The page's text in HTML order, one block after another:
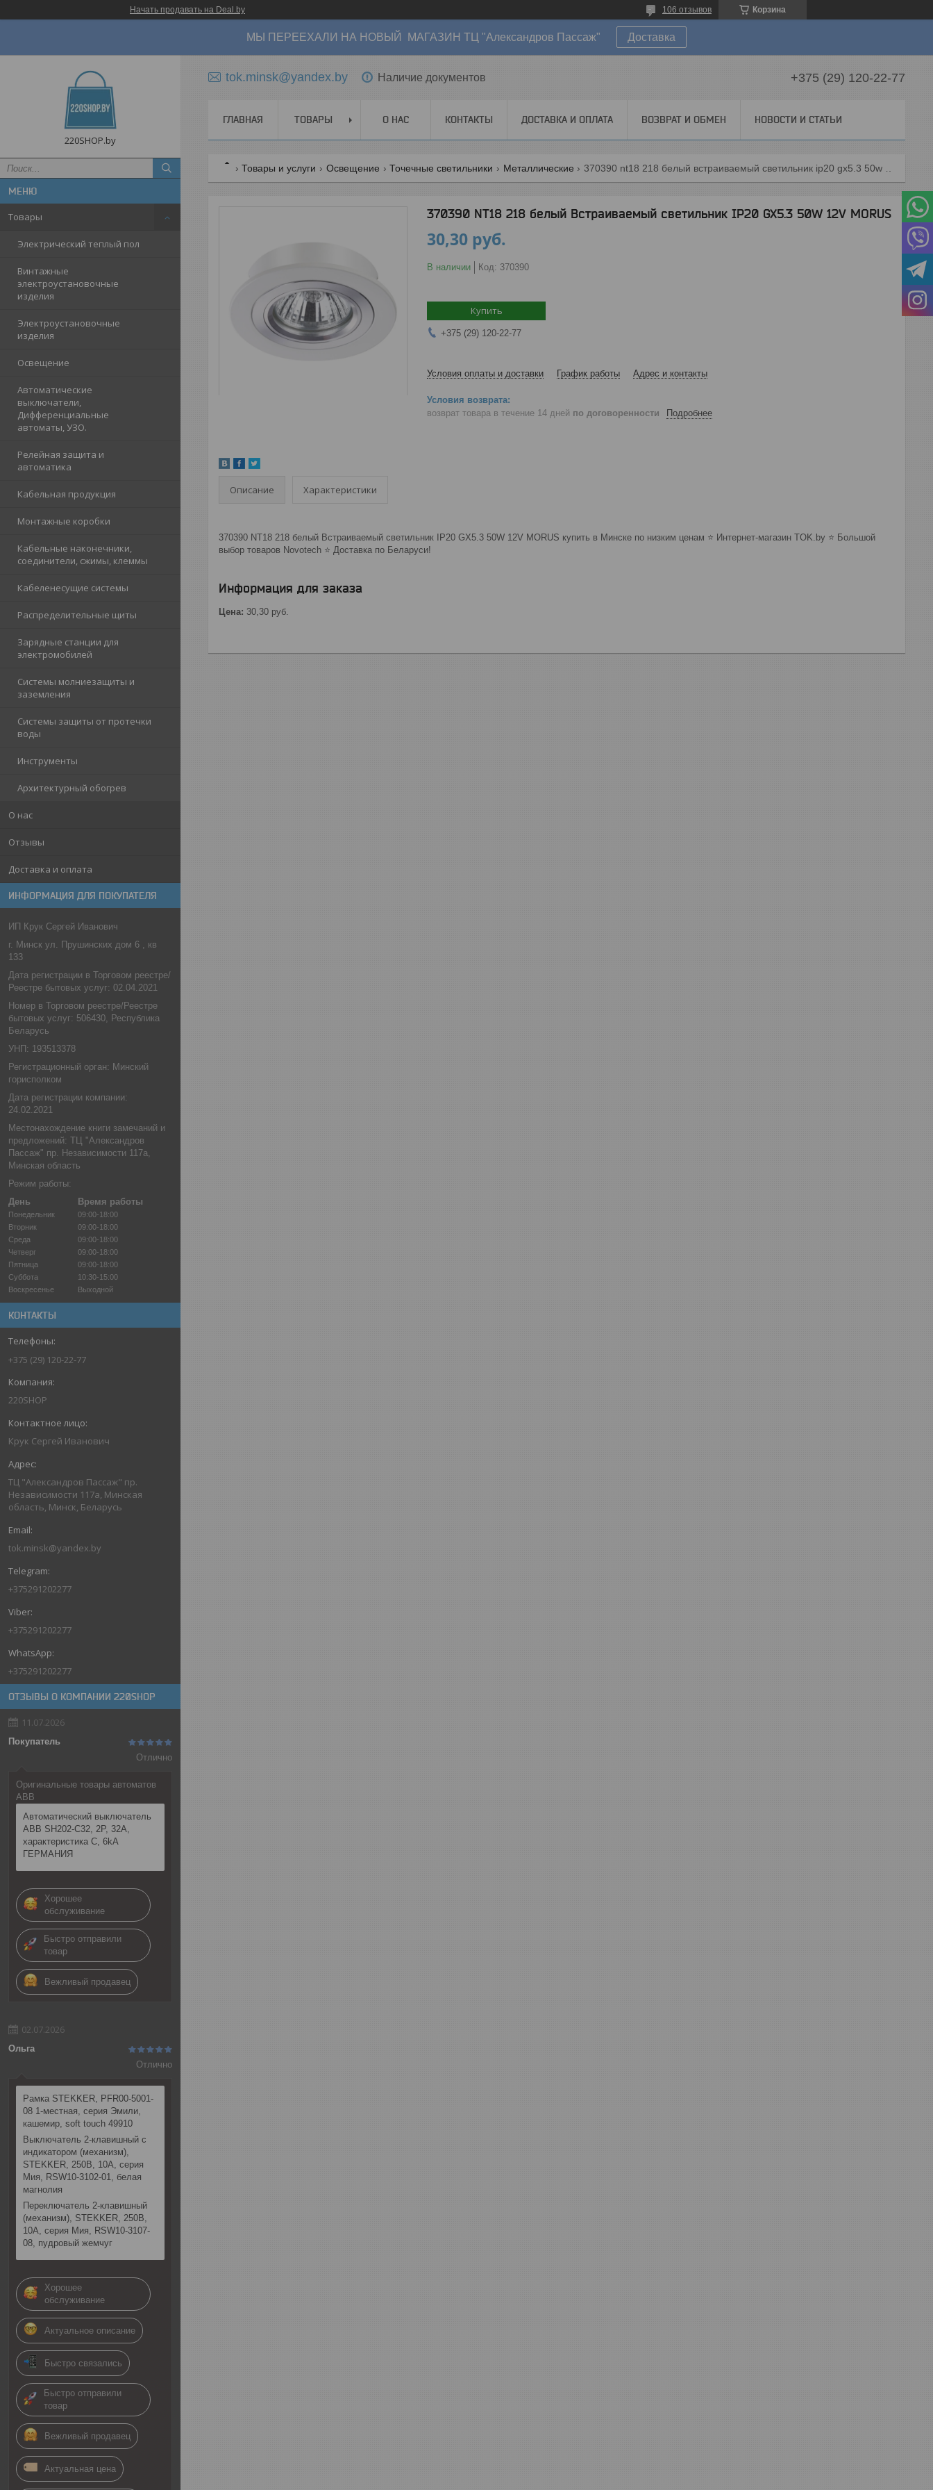
Начать продавать на Deal.by Корзина
106 отзывов
МЫ ПЕРЕЕХАЛИ НА НОВЫЙ МАГАЗИН ТЦ "Александров Пассаж" Доставка
220SHOP.by
Товары
Электрический теплый пол
Винтажные
электроустановочные
изделия
Электроустановочные
изделия
Освещение
Автоматические
выключатели,
Дифференциальные
автоматы, УЗО.
Релейная защита и
автоматика
Кабельная продукция
Монтажные коробки
Кабельные наконечники,
соединители, сжимы, клеммы
Кабеленесущие системы
Распределительные щиты
Зарядные станции для
электромобилей
Системы молниезащиты и
заземления
Системы защиты от протечки
воды
Инструменты
Архитектурный обогрев
О нас
Отзывы
Доставка и оплата
ИНФОРМАЦИЯ ДЛЯ ПОКУПАТЕЛЯ
ИП Крук Сергей Иванович
г. Минск ул. Прушинских дом 6 , кв
133
Дата регистрации в Торговом реестре/
Реестре бытовых услуг: 02.04.2021
Номер в Торговом реестре/Реестре
бытовых услуг: 506430, Республика
Беларусь
УНП: 193513378
Регистрационный орган: Минский
горисполком
Дата регистрации компании:
24.02.2021
Местонахождение книги замечаний и
предложений: ТЦ "Александров
Пассаж" пр. Независимости 117а,
Минская область
Режим работы:
День
Время работы
Понедельник
09:00-18:00
Вторник
09:00-18:00
Среда
09:00-18:00
Четверг
09:00-18:00
Пятница
09:00-18:00
Суббота
10:30-15:00
Воскресенье
Выходной
КОНТАКТЫ
+375 (29) 120-22-77
220SHOP
Крук Сергей Иванович
ТЦ "Александров Пассаж" пр.
Независимости 117а, Минская
область, Минск, Беларусь
tok.minsk@yandex.by
+375291202277
+375291202277
+375291202277
ОТЗЫВЫ О КОМПАНИИ 220SHOP
11.07.2026
Покупатель
Отлично
Оригинальные товары автоматов
ABB
Автоматический выключатель
ABB SH202-C32, 2P, 32А,
характеристика C, 6kA
ГЕРМАНИЯ
Хорошее
обслуживание
Быстро отправили
товар
Вежливый продавец
02.07.2026
Ольга
Отлично
Рамка STEKKER, PFR00-5001-
08 1-местная, серия Эмили,
кашемир, soft touch 49910
Выключатель 2-клавишный c
индикатором (механизм),
STEKKER, 250В, 10А, серия
Мия, RSW10-3102-01, белая
магнолия
Переключатель 2-клавишный
(механизм), STEKKER, 250В,
10А, серия Мия, RSW10-3107-
08, пудровый жемчуг
Хорошее
обслуживание
Актуальное описание
Быстро связались
Быстро отправили
товар
Вежливый продавец
Актуальная цена
tok.minsk@yandex.by Наличие документов +375 (29) 120-22-77
ГЛАВНАЯ ТОВАРЫ О НАС КОНТАКТЫ ДОСТАВКА И ОПЛАТА ВОЗВРАТ И ОБМЕН НОВОСТИ И СТАТЬИ
Товары и услуги Освещение Точечные светильники Металлические
370390 NT18 218 белый Встраиваемый светильник IP20 GX5.3 50W 12V MORUS
30,30 руб.
В наличии Код: 370390
Купить
+375 (29) 120-22-77
Условия оплаты и доставки График работы Адрес и контакты
возврат товара в течение 14 дней по договоренности Подробнее
Описание Характеристики
370390 NT18 218 белый Встраиваемый светильник IP20 GX5.3 50W 12V MORUS купить в Минске по низким ценам ⭐️ Интернет-магазин TOK.by ⭐️ Большой
выбор товаров Novotech ⭐️ Доставка по Беларуси!
Информация для заказа
Цена: 30,30 руб.